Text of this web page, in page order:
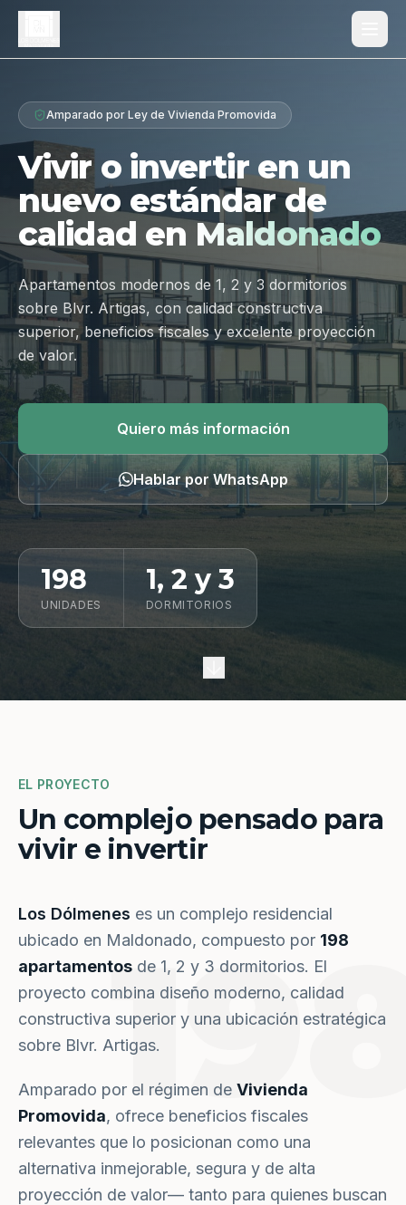
Proyecto
Diferenciales
Tipologías
Galería
Ubicación
Contacto
Hablar por WhatsApp
Amparado por Ley de Vivienda Promovida
Vivir o invertir en un
nuevo estándar de
calidad en Maldonado
Apartamentos modernos de 1, 2 y 3 dormitorios
sobre Blvr. Artigas, con calidad constructiva
superior, beneficios fiscales y excelente proyección
de valor.
Quiero más información
Hablar por WhatsApp
198
UNIDADES
1, 2 y 3
DORMITORIOS
EL PROYECTO
Un complejo pensado para
vivir e invertir
Los Dólmenes es un complejo residencial
ubicado en Maldonado, compuesto por 198
apartamentos de 1, 2 y 3 dormitorios. El
proyecto combina diseño moderno, calidad
constructiva superior y una ubicación estratégica
sobre Blvr. Artigas.
Amparado por el régimen de Vivienda
Promovida, ofrece beneficios fiscales
relevantes que lo posicionan como una
alternativa inmejorable, segura y de alta
proyección de valor— tanto para quienes buscan